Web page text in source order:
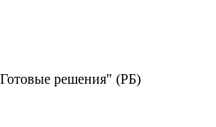
решения" (РБ)